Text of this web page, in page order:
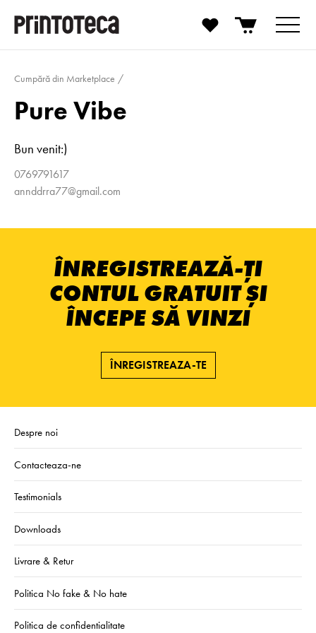
Cumpără din Marketplace
Pure Vibe
Bun venit:)
0769791617
annddrra77@gmail.com
ÎNREGISTREAZĂ-ȚI
CONTUL GRATUIT ȘI
ÎNCEPE SĂ VINZI
ÎNREGISTREAZA-TE
Despre noi
Contacteaza-ne
Testimonials
Downloads
Livrare & Retur
Politica No fake & No hate
Politica de confidentialitate